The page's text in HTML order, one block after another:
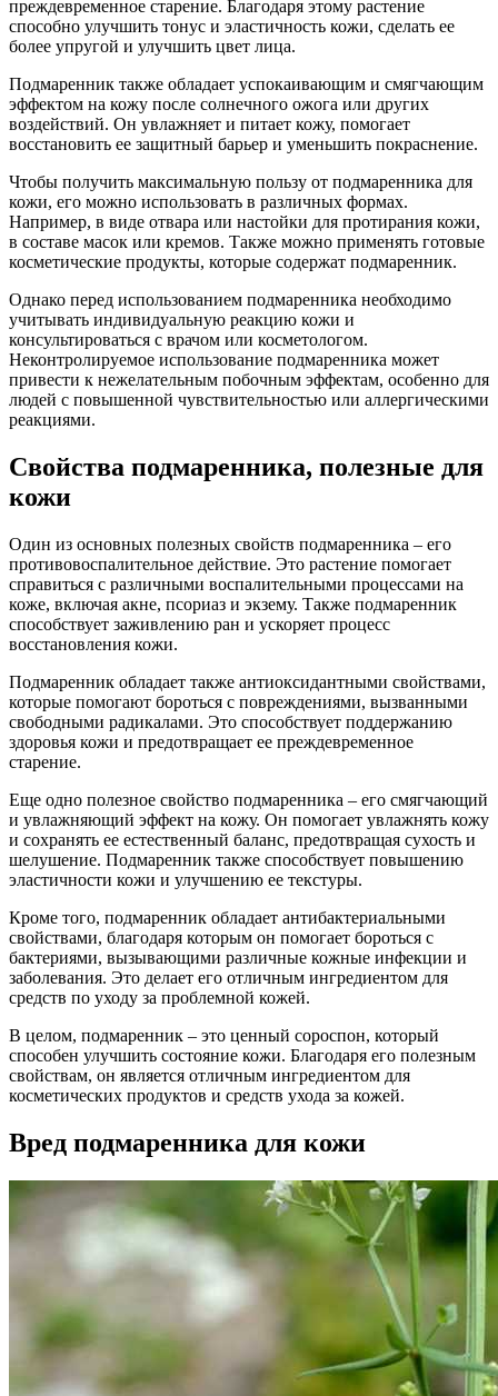
преждевременное старение. Благодаря этому растение
способно улучшить тонус и эластичность кожи, сделать ее
более упругой и улучшить цвет лица.
Подмаренник также обладает успокаивающим и смягчающим
эффектом на кожу после солнечного ожога или других
воздействий. Он увлажняет и питает кожу, помогает
восстановить ее защитный барьер и уменьшить покраснение.
Чтобы получить максимальную пользу от подмаренника для
кожи, его можно использовать в различных формах.
Например, в виде отвара или настойки для протирания кожи,
в составе масок или кремов. Также можно применять готовые
косметические продукты, которые содержат подмаренник.
Однако перед использованием подмаренника необходимо
учитывать индивидуальную реакцию кожи и
консультироваться с врачом или косметологом.
Неконтролируемое использование подмаренника может
привести к нежелательным побочным эффектам, особенно для
людей с повышенной чувствительностью или аллергическими
реакциями.
Свойства подмаренника, полезные для
кожи
Один из основных полезных свойств подмаренника – его
противовоспалительное действие. Это растение помогает
справиться с различными воспалительными процессами на
коже, включая акне, псориаз и экзему. Также подмаренник
способствует заживлению ран и ускоряет процесс
восстановления кожи.
Подмаренник обладает также антиоксидантными свойствами,
которые помогают бороться с повреждениями, вызванными
свободными радикалами. Это способствует поддержанию
здоровья кожи и предотвращает ее преждевременное
старение.
Еще одно полезное свойство подмаренника – его смягчающий
и увлажняющий эффект на кожу. Он помогает увлажнять кожу
и сохранять ее естественный баланс, предотвращая сухость и
шелушение. Подмаренник также способствует повышению
эластичности кожи и улучшению ее текстуры.
Кроме того, подмаренник обладает антибактериальными
свойствами, благодаря которым он помогает бороться с
бактериями, вызывающими различные кожные инфекции и
заболевания. Это делает его отличным ингредиентом для
средств по уходу за проблемной кожей.
В целом, подмаренник – это ценный сороспон, который
способен улучшить состояние кожи. Благодаря его полезным
свойствам, он является отличным ингредиентом для
косметических продуктов и средств ухода за кожей.
Вред подмаренника для кожи